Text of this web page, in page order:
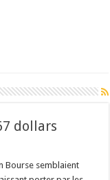
dollars
Bourse semblaient